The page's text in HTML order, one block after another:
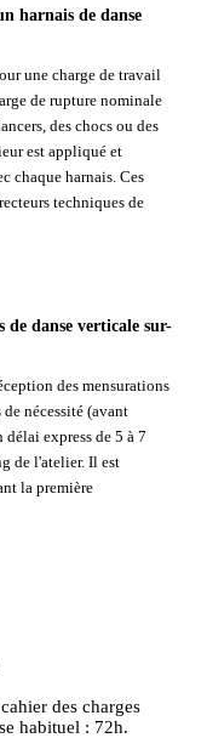
harnais de danse
une charge de travail
de rupture nominale
des chocs ou des
est appliqué et
chaque harnais. Ces
techniques de
danse verticale sur-
des mensurations
nécessité (avant
express de 5 à 7
de l'atelier. Il est
la première
des charges
habituel : 72h.